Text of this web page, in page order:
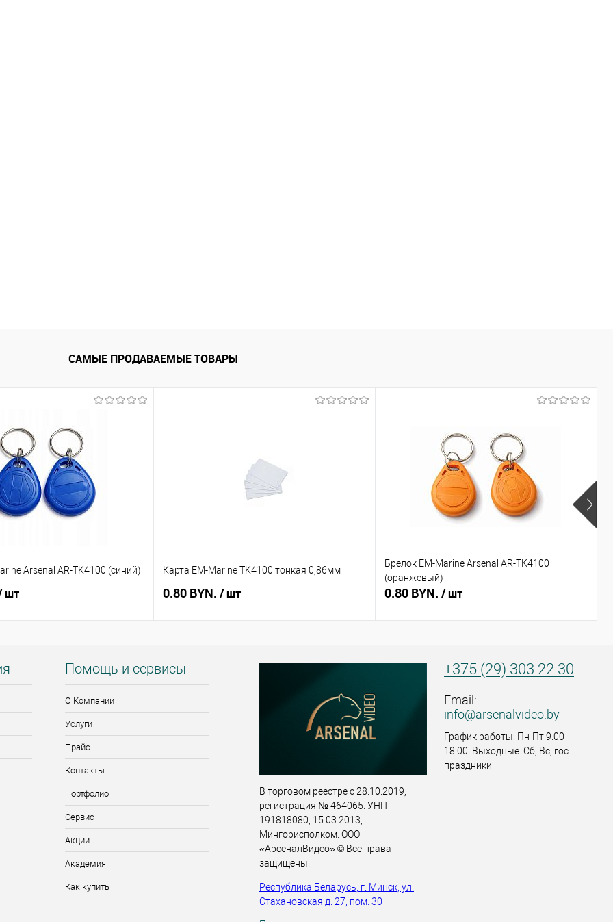
САМЫЕ ПРОДАВАЕМЫЕ ТОВАРЫ
Arsenal AR-TK4100 (синий)
шт
Карта EM-Marine TK4100 тонкая 0,86мм
0.80 BYN. / шт
Брелок EM-Marine Arsenal AR-TK4100
(оранжевый)
0.80 BYN. / шт
Помощь и сервисы
О Компании
Услуги
Прайс
Контакты
Портфолио
Сервис
Акции
Академия
Как купить
В торговом реестре с 28.10.2019,
регистрация № 464065. УНП
191818080, 15.03.2013,
Мингорисполком. ООО
«АрсеналВидео» © Все права
защищены.
Республика Беларусь, г. Минск, ул.
Стахановская д. 27, пом. 30
+375 (29) 303 22 30
Email:
info@arsenalvideo.by
График работы: Пн-Пт 9.00-
18.00. Выходные: Сб, Вс, гос.
праздники